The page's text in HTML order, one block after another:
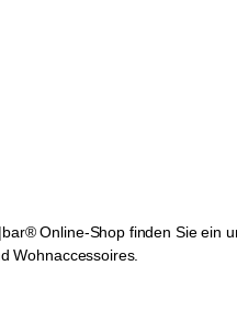
Online-Shop finden Sie ein
Wohnaccessoires.